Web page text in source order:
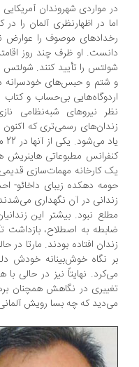
مواردی شهروندان آمریکایی نیز
در اظهارنظری آلمان را در
موصوف را عوارض
او ظرف چند روز اقامتش به
را تأیید کنند. شولتس اما
و حبس‌های خودسرانه در
بی‌حساب و کتاب
نیروهای شبه‌نظامی نازی
رسمی‌تری که اکنون از آنها
مطبوعاتی هاینریش هیملر
کارخانه مهمات‌سازی قدیمی، با
دهکده زیبای داخائو- احداث
در آن نگهداری می‌شدند که
نبود. بیشتر این زندانیان
به اصطلاح، بازداشت
افتاده بودند. مارتا در حالی
نگاه خوش‌بینانه خودش دلخوش
نهایتاً نیز در حالی با هم
در نگاهش همچنان برهه
که چه بسا رویش آلمانی